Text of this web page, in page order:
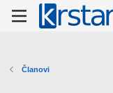
Članovi